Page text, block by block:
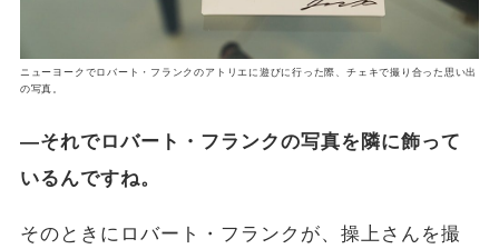
ニューヨークでロバート・フランクのアトリエに遊びに行った際、チェキで撮り合った思い出
の写真。
―それでロバート・フランクの写真を隣に飾って
いるんですね。
そのときにロバート・フランクが、操上さんを撮